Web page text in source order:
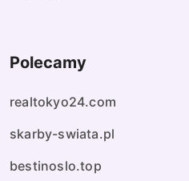
Polecamy
realtokyo24.com
skarby-swiata.pl
bestinoslo.top